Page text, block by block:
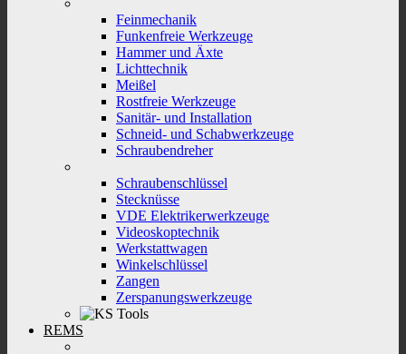
Feinmechanik
Funkenfreie Werkzeuge
Hammer und Äxte
Lichttechnik
Meißel
Rostfreie Werkzeuge
Sanitär- und Installation
Schneid- und Schabwerkzeuge
Schraubendreher
Schraubenschlüssel
Stecknüsse
VDE Elektrikerwerkzeuge
Videoskoptechnik
Werkstattwagen
Winkelschlüssel
Zangen
Zerspanungswerkzeuge
REMS